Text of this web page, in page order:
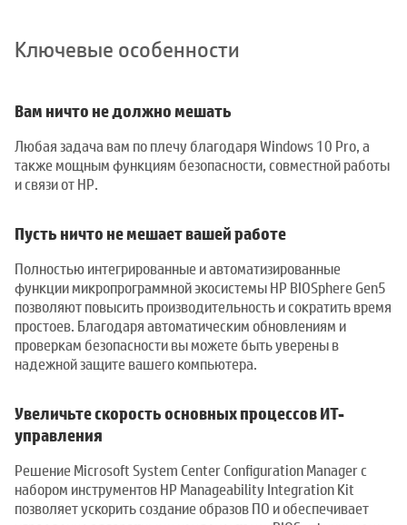
Ключевые особенности
Вам ничто не должно мешать
Любая задача вам по плечу благодаря Windows 10 Pro, а
также мощным функциям безопасности, совместной работы
и связи от HP.
Пусть ничто не мешает вашей работе
Полностью интегрированные и автоматизированные
функции микропрограммной экосистемы HP BIOSphere Gen5
позволяют повысить производительность и сократить время
простоев. Благодаря автоматическим обновлениям и
проверкам безопасности вы можете быть уверены в
надежной защите вашего компьютера.
Увеличьте скорость основных процессов ИТ-
управления
Решение Microsoft System Center Configuration Manager с
набором инструментов HP Manageability Integration Kit
позволяет ускорить создание образов ПО и обеспечивает